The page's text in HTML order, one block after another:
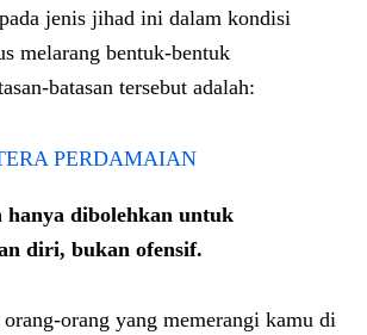
jenis jihad ini dalam kondisi
melarang bentuk-bentuk
batasan tersebut adalah:
PERDAMAIAN
hanya dibolehkan untuk
diri, bukan ofensif.
orang yang memerangi kamu di